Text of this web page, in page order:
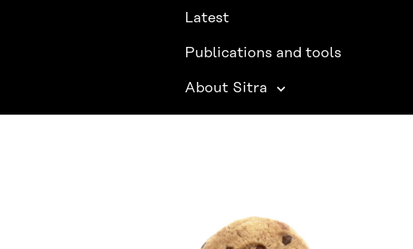
Latest
Publications and tools
About Sitra